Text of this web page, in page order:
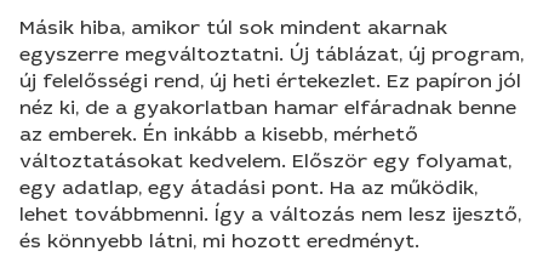
Másik hiba, amikor túl sok mindent akarnak
egyszerre megváltoztatni. Új táblázat, új program,
új felelősségi rend, új heti értekezlet. Ez papíron jól
néz ki, de a gyakorlatban hamar elfáradnak benne
az emberek. Én inkább a kisebb, mérhető
változtatásokat kedvelem. Először egy folyamat,
egy adatlap, egy átadási pont. Ha az működik,
lehet továbbmenni. Így a változás nem lesz ijesztő,
és könnyebb látni, mi hozott eredményt.